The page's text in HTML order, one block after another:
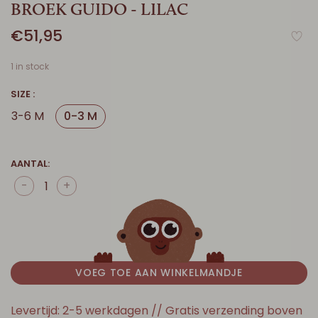
BROEK GUIDO - LILAC
€51,95
1 in stock
SIZE :
3-6 M 0-3 M
AANTAL:
+
-
VOEG TOE AAN WINKELMANDJE
Levertijd: 2-5 werkdagen // Gratis verzending boven